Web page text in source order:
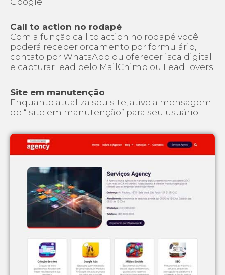
Call to action no rodapé
Com a função call to action no rodapé você
poderá receber orçamento por formulário,
contato por WhatsApp ou oferecer isca digital
e capturar lead pelo MailChimp ou LeadLovers
Site em manutenção
Enquanto atualiza seu site, ative a mensagem
de “ site em manutenção” para seu usuário.